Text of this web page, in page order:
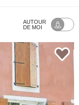
AUTOUR
DE MOI